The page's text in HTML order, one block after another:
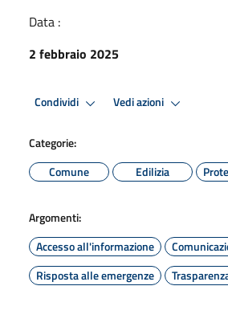
Data :
2 febbraio 2025
Condividi Vedi azioni
Categorie:
Comune
Edilizia
Argomenti:
Accesso all'informazione
Risposta alle emergenze